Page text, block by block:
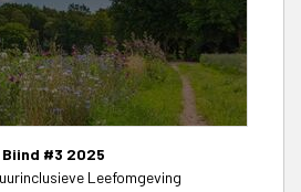
Biind #3 2025
Leefomgeving